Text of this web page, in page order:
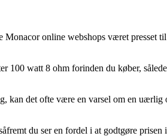
online webshops været presset
watt 8 ohm forinden du køber,
kan det ofte være en varsel om en
du ser en fordel i at godtgøre prisen